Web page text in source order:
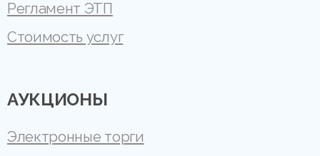
Регламент ЭТП
Стоимость услуг
АУКЦИОНЫ
Электронные торги